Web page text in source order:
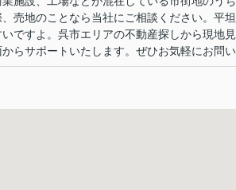
、売地のことなら当社にご相談ください。平
いですよ。呉市エリアの不動産探しから現地
からサポートいたします。ぜひお気軽にお問い